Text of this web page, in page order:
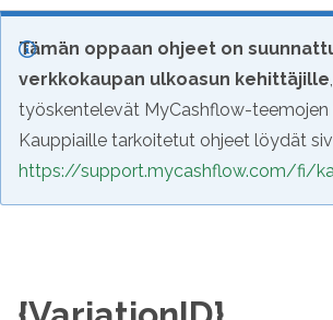
Tämän oppaan ohjeet on
verkkokaupan ulkoasun kehittäjille
työskentelevät MyCashflow-teemojen
Kauppiaille tarkoitetut ohjeet löydät
https://support.mycashflow.com/fi/